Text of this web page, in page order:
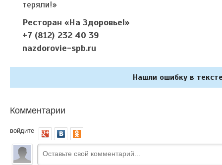
теряли!»
Ресторан «На Здоровье!»
+7 (812) 232 40 39
nazdorovie-spb.ru
Нашли ошибку в
Комментарии
войдите